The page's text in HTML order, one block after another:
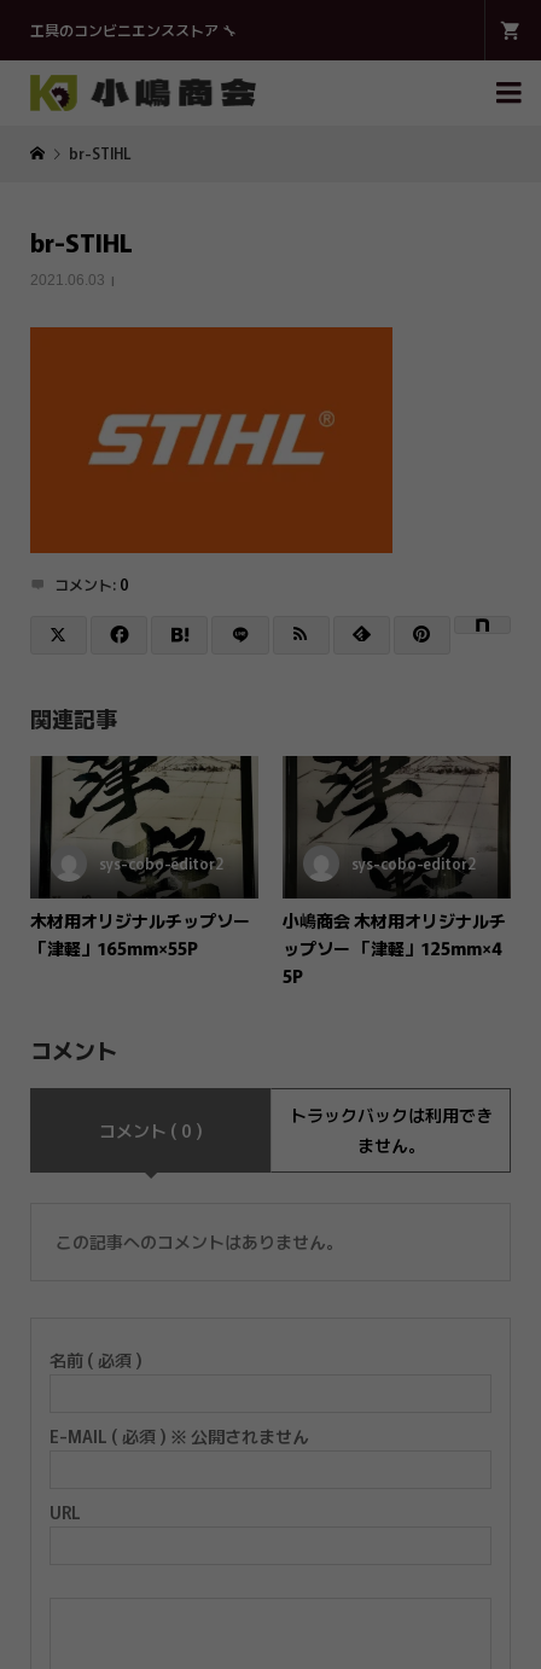
工具のコンビニエンスストア 🔧

br-STIHL
br-STIHL
2021.06.03
コメント: 0
関連記事
sys-cobo-editor2
木材用オリジナルチップソー
「津軽」165mm×55P
sys-cobo-editor2
小嶋商会 木材用オリジナルチ
ップソー 「津軽」125mm×4
5P
コメント
コメント ( 0 )
トラックバックは利用でき
ません。
この記事へのコメントはありません。
名前 ( 必須 )
E-MAIL ( 必須 ) ※ 公開されません
URL